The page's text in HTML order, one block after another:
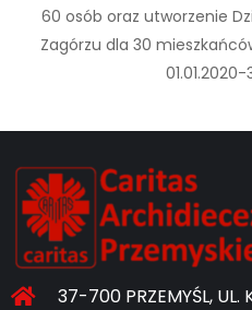
60 osób oraz utworzenie
Zagórzu dla 30
01.01.2020-
37-700 PRZEMYŚL, UL.